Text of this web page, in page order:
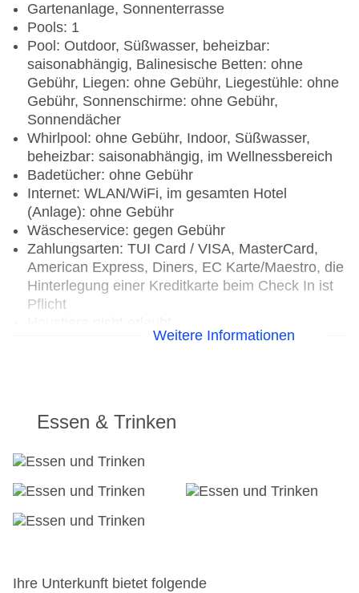
Gartenanlage, Sonnenterrasse
Pools: 1
Pool: Outdoor, Süßwasser, beheizbar:
saisonabhängig, Balinesische Betten: ohne
Gebühr, Liegen: ohne Gebühr, Liegestühle: ohne
Gebühr, Sonnenschirme: ohne Gebühr,
Sonnendächer
Whirlpool: ohne Gebühr, Indoor, Süßwasser,
beheizbar: saisonabhängig, im Wellnessbereich
Badetücher: ohne Gebühr
Internet: WLAN/WiFi, im gesamten Hotel
(Anlage): ohne Gebühr
Wäscheservice: gegen Gebühr
Zahlungsarten: TUI Card / VISA, MasterCard,
American Express, Diners, EC Karte/Maestro, die
Hinterlegung einer Kreditkarte beim Check In ist
Pflicht
Parkmöglichkeiten: Parkplatz (nach
Tagungseinrichtungen: Konferenzräume: 1,
Tageslicht, Tagungsequipment: gegen Gebühr,
Coffee Breaks: gegen Gebühr
Gebäudeanzahl: 4, Etagen: 2, Zimmer: 32
Landeskategorie: keine Sterneklassifizierung
Weitere Informationen
Essen & Trinken
Ihre Unterkunft bietet folgende